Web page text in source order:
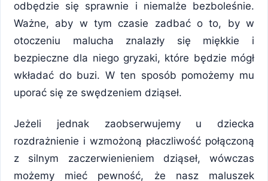
odbędzie się sprawnie i niemalże bezboleśnie.
Ważne, aby w tym czasie zadbać o to, by w
otoczeniu malucha znalazły się miękkie i
bezpieczne dla niego gryzaki, które będzie mógł
wkładać do buzi. W ten sposób pomożemy mu
uporać się ze swędzeniem dziąseł.
Jeżeli jednak zaobserwujemy u dziecka
rozdrażnienie i wzmożoną płaczliwość połączoną
z silnym zaczerwienieniem dziąseł, wówczas
możemy mieć pewność, że nasz maluszek